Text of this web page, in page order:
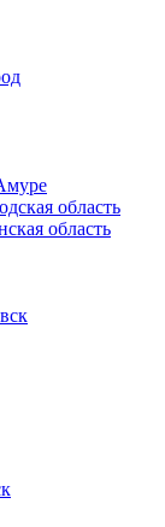
область
область